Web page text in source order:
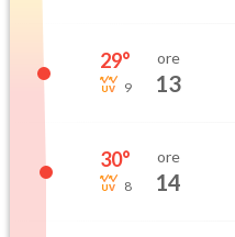
29°
9
ore
13
30°
8
ore
14